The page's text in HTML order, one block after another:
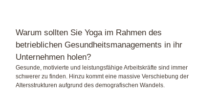
Warum sollten Sie Yoga im Rahmen des
betrieblichen Gesundheitsmanagements in ihr
Unternehmen holen?
Gesunde, motivierte und leistungsfähige Arbeitskräfte sind immer
schwerer zu finden. Hinzu kommt eine massive Verschiebung der
Altersstrukturen aufgrund des demografischen Wandels.